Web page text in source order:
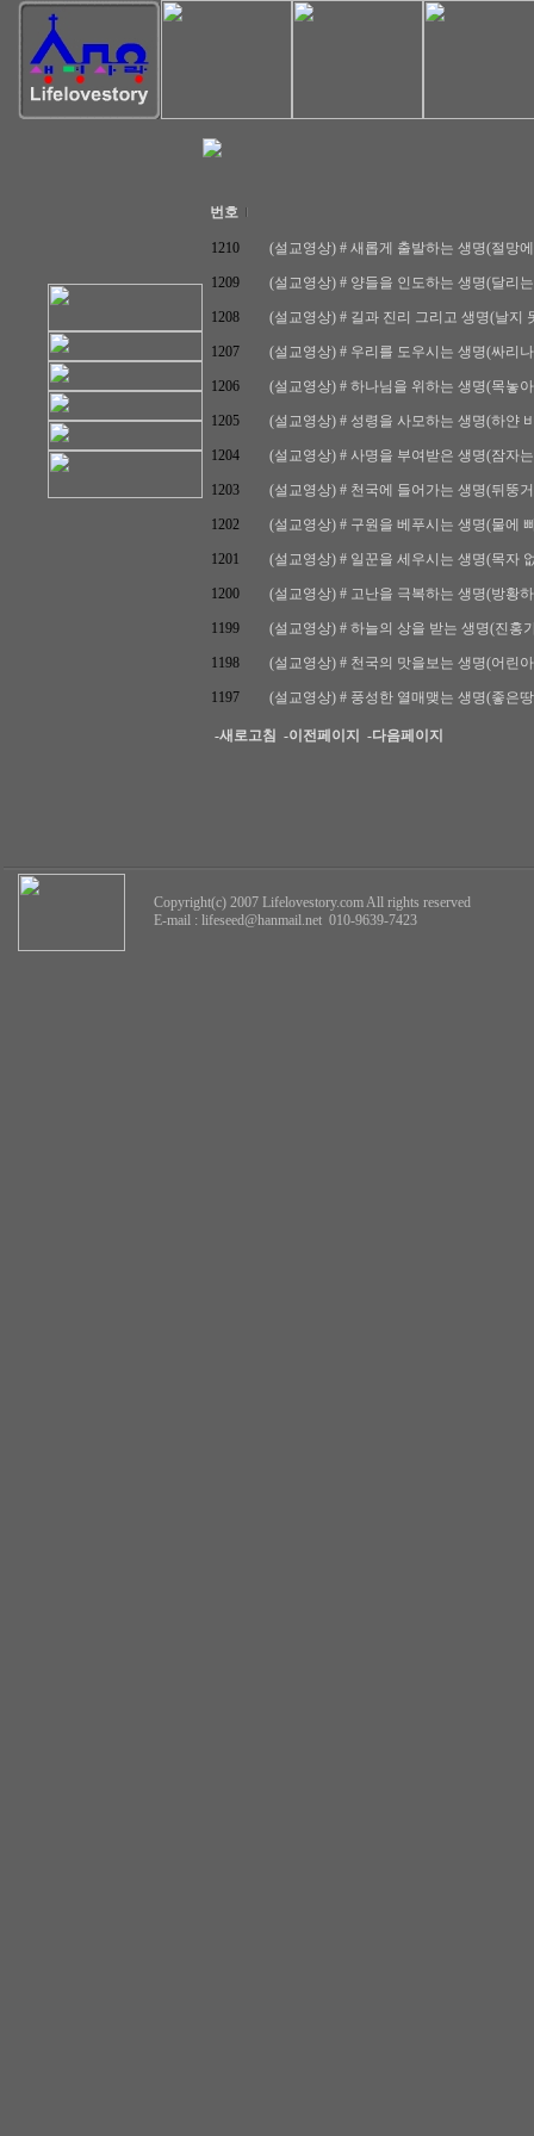
번호
1210 (설교영상) # 새롭게 출발하는 생명(절망
1209 (설교영상) # 양들을 인도하는 생명(달리
1208 (설교영상) # 길과 진리 그리고 생명(날지
1207 (설교영상) # 우리를 도우시는 생명(싸리
1206 (설교영상) # 하나님을 위하는 생명(목놓
1205 (설교영상) # 성령을 사모하는 생명(하얀
1204 (설교영상) # 사명을 부여받은 생명(잠자
1203 (설교영상) # 천국에 들어가는 생명(뒤뚱
1202 (설교영상) # 구원을 베푸시는 생명(물에
1201 (설교영상) # 일꾼을 세우시는 생명(목자
1200 (설교영상) # 고난을 극복하는 생명(방황
1199 (설교영상) # 하늘의 상을 받는 생명(진홍
1198 (설교영상) # 천국의 맛을보는 생명(어린
1197 (설교영상) # 풍성한 열매맺는 생명(좋은
-새로고침 -이전페이지 -다음페이지
Copyright(c) 2007 Lifelovestory.com All rights reserved
E-mail : lifeseed@hanmail.net 010-9639-7423